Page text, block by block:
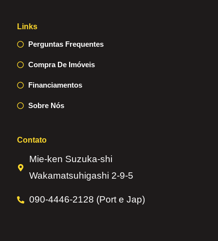
Links
Perguntas Frequentes
Compra De Imóveis
Financiamentos
Sobre Nós
Contato
Mie-ken Suzuka-shi
Wakamatsuhigashi 2-9-5
090-4446-2128 (Port e Jap)